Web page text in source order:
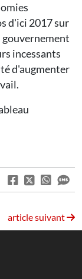
d'ici 2017 sur
gouvernement
incessants
d'augmenter
article suivant